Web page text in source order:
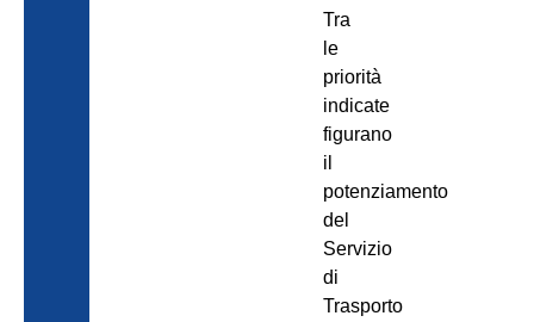
Tra
le
priorità
indicate
figurano
il
potenziamento
del
Servizio
di
Trasporto